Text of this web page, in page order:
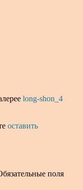
long-shon_4
оставить
поля